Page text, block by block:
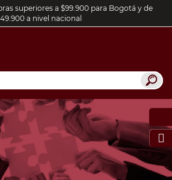
superiores a $99.900 para Bogotá y de
a nivel nacional
